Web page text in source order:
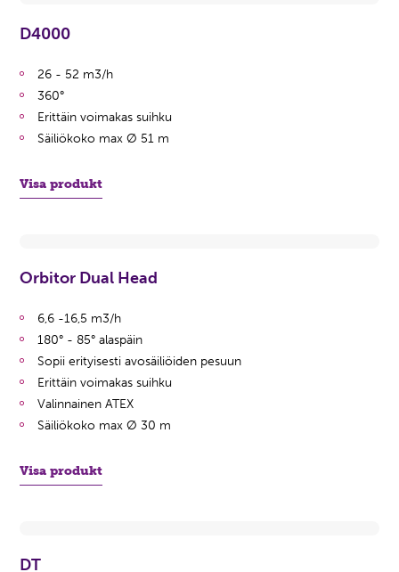
D4000
26 - 52 m3/h
360°
Erittäin voimakas suihku
Säiliökoko max Ø 51 m
Visa produkt
Orbitor Dual Head
6,6 -16,5 m3/h
180° - 85° alaspäin
Sopii erityisesti avosäiliöiden pesuun
Erittäin voimakas suihku
Valinnainen ATEX
Säiliökoko max Ø 30 m
Visa produkt
DT